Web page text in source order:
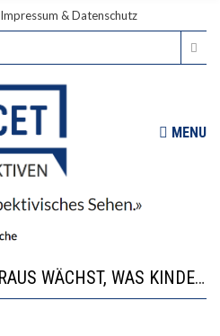
Impressum & Datenschutz
MENU
WORAUS WÄCHST, WAS KINDER TRÄGT
“WIR BEOBACHTEN EINEN REGELRECHTEN STURZFLUG BEI DEN LERNLEISTUNGEN”